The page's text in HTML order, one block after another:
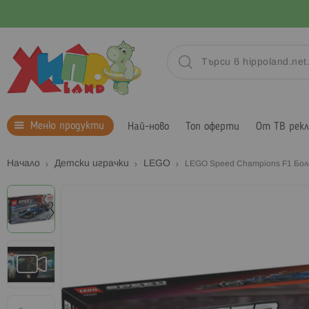
Меню продукти Най-ново Топ оферти От ТВ
Начало Детски играчки LEGO LEGO Speed Champions F1
Преминете
към
края
на
галерията
на
изображенията